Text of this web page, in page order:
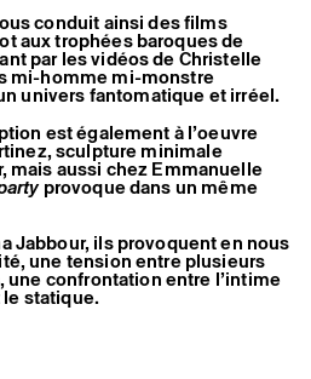
conduit ainsi des films
aux trophées baroques de
par les vidéos de Christelle
mi-homme mi-monstre
univers fantomatique et irréel.
est également à l’oeuvre
sculpture minimale
mais aussi chez Emmanuelle
provoque dans un même
Jabbour, ils provoquent en nous
une tension entre plusieurs
une confrontation entre l’intime
le statique.